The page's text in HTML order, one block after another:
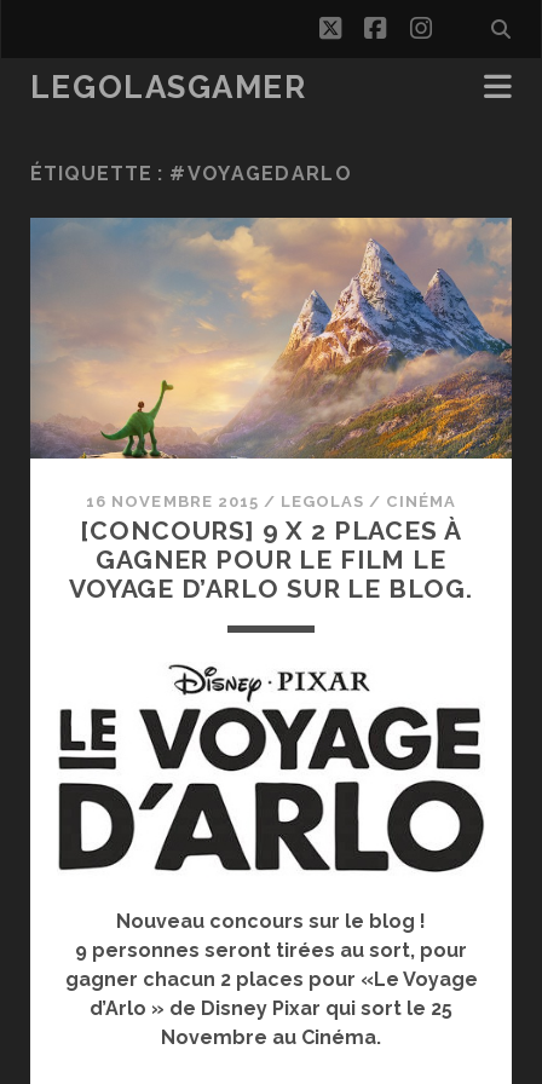
twitterfacebook
LEGOLASGAMER
ÉTIQUETTE : #VOYAGEDARLO
16 NOVEMBRE 2015 / LEGOLAS / CINÉMA
[CONCOURS] 9 X 2 PLACES À
GAGNER POUR LE FILM LE
VOYAGE D’ARLO SUR LE BLOG.
Nouveau concours sur le blog !
9 personnes seront tirées au sort, pour
gagner chacun 2 places pour «Le Voyage
d’Arlo » de Disney Pixar qui sort le 25
Novembre au Cinéma.